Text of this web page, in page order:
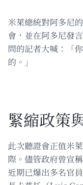
米萊總統對阿多尼
會，並在阿多尼發
問的記者大喊：「
的。」
緊縮政策
此次聽證會正值米
際。儘管政府曾宣
近期已爆出多名官